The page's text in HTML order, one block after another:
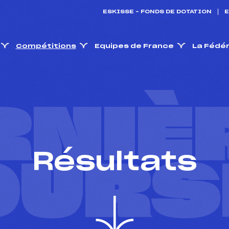
ESKISSE – FONDS DE DOTATION
Compétitions Equipes de France La
Résultats